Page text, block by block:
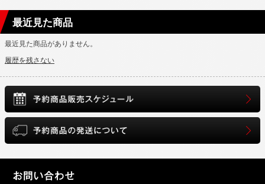
最近見た商品
最近見た商品がありません。
履歴を残さない